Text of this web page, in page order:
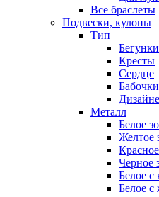
Все браслеты
Подвески, кулоны
Тип
Бегунки
Кресты
Сердце
Бабочки
Металл
Белое
Желтое
Черное
Белое с
Белое с